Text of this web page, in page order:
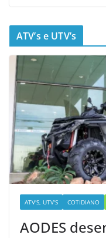
ATV’s e UTV’s
ATV'S, UTV'S COTIDIANO
AODES